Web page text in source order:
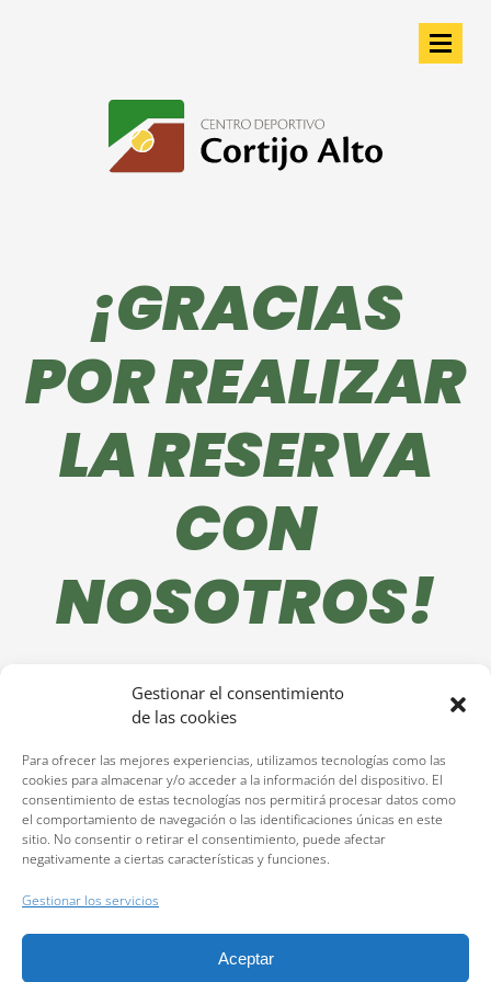
Gestionar el consentimiento
de las cookies
Para ofrecer las mejores experiencias, utilizamos tecnologías como las
cookies para almacenar y/o acceder a la información del dispositivo. El
consentimiento de estas tecnologías nos permitirá procesar datos como
el comportamiento de navegación o las identificaciones únicas en este
sitio. No consentir o retirar el consentimiento, puede afectar
negativamente a ciertas características y funciones.
Gestionar los servicios
Aceptar
¡GRACIAS
POR REALIZAR
LA RESERVA
CON
NOSOTROS!
VOLVER
Política de privacidad
Política de cookies (UE)